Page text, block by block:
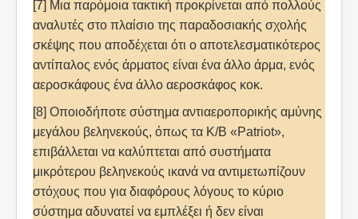
[7] Μια παρόμοια τακτική προκρίνεται από πολλούς
αναλυτές στο πλαίσιο της παραδοσιακής σχολής
σκέψης που αποδέχεται ότι ο αποτελεσματικότερος
αντίπαλος ενός άρματος είναι ένα άλλο άρμα, ενός
αεροσκάφους ένα άλλο αεροσκάφος κοκ.
[8] Οποιοδήποτε σύστημα αντιαεροπορικής αμύνης
μεγάλου βεληνεκούς, όπως τα Κ/Β «Patriot»,
επιβάλλεται να καλύπτεται από συστήματα
μικρότερου βεληνεκούς ικανά να αντιμετωπίζουν
στόχους που για διαφόρους λόγους το κύριο
σύστημα αδυνατεί να εμπλέξει ή δεν είναι